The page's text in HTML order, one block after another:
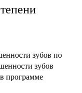
зубов по
зубов
программе